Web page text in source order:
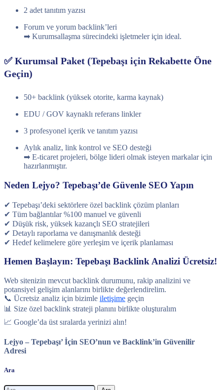
2 adet tanıtım yazısı
Forum ve yorum backlink’leri
➡ Kurumsallaşma sürecindeki işletmeler için ideal.
✅ Kurumsal Paket (Tepebaşı için Rekabette Öne
Geçin)
50+ backlink (yüksek otorite, karma kaynak)
EDU / GOV kaynaklı referans linkler
3 profesyonel içerik ve tanıtım yazısı
Aylık analiz, link kontrol ve SEO desteği
➡ E-ticaret projeleri, bölge lideri olmak isteyen markalar için
hazırlanmıştır.
Neden Lejyo? Tepebaşı’de Güvenle SEO Yapın
✔ Tepebaşı’deki sektörlere özel backlink çözüm planları
✔ Tüm bağlantılar %100 manuel ve güvenli
✔ Düşük risk, yüksek kazançlı SEO stratejileri
✔ Detaylı raporlama ve danışmanlık desteği
✔ Hedef kelimelere göre yerleşim ve içerik planlaması
Hemen Başlayın: Tepebaşı Backlink Analizi Ücretsiz!
Web sitenizin mevcut backlink durumunu, rakip analizini ve
potansiyel gelişim alanlarını birlikte değerlendirelim.
📞 Ücretsiz analiz için bizimle iletişime geçin
📊 Size özel backlink strateji planını birlikte oluşturalım
📈 Google’da üst sıralarda yerinizi alın!
Lejyo – Tepebaşı’ İçin SEO’nun ve Backlink’in Güvenilir
Adresi
Ara